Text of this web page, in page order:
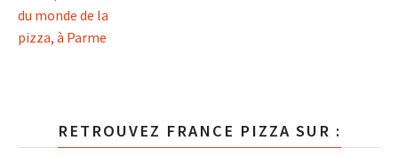
RETROUVEZ FRANCE PIZZA SUR :